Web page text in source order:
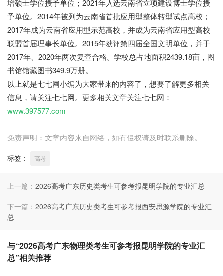
增硕士学位授予单位；2021年入选云南省立项建设博士学位授
予单位。2014年被列为云南省首批应用型整体转型试点高校；
2017年成为云南省应用型示范高校，并成为云南省应用型高校
联盟首届理事长单位。2015年获评第四届全国文明单位，并于
2017年、2020年两次复查合格。学校总占地面积2439.18亩，图
书馆馆藏图书349.9万册。
以上就是七七网小编为大家带来的内容了，想要了解更多相关
信息，请关注七七网。更多相关文章关注七七网：
www.397577.com
免责声明：文章内容来自网络，如有侵权请及时联系删除。
标签： 高考
上一篇： 2026高考广东历史类考生可参考报昆明学院的专业汇总
下一篇： 2026高考广东历史类考生可参考报西安思源学院的专业汇
总
与“2026高考广东物理类考生可参考报昆明学院的专业汇
总”相关推荐